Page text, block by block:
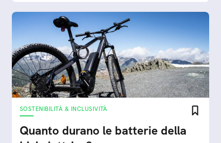
SOSTENIBILITÀ & INCLUSIVITÀ
Quanto durano le batterie della